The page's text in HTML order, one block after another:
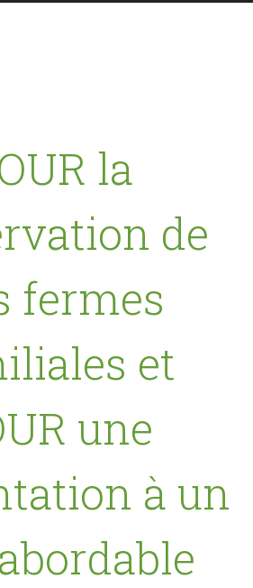
la
de
fermes
et
une
à un